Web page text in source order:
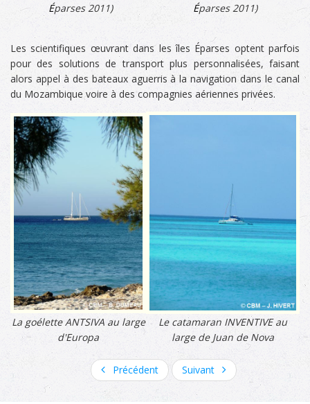
Éparses 2011)
Éparses 2011)
Les scientifiques œuvrant dans les îles Éparses optent parfois
pour des solutions de transport plus personnalisées, faisant
alors appel à des bateaux aguerris à la navigation dans le canal
du Mozambique voire à des compagnies aériennes privées.
La goélette ANTSIVA au large
d'Europa
Le catamaran INVENTIVE au
large de Juan de Nova
Précédent Suivant